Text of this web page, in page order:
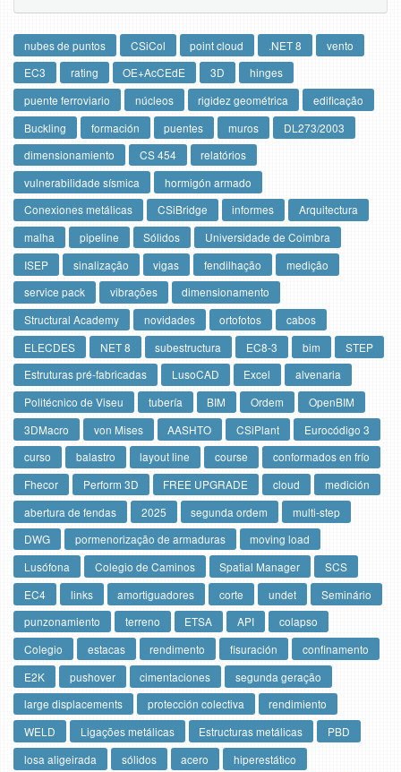
nubes de puntos CSiCol point cloud .NET 8
vento
EC3
rating OE+AcCEdE 3D
hinges
puente ferroviario
núcleos rigidez geométrica
edificação
Buckling
formación puentes muros
DL273/2003
dimensionamiento
CS 454
relatórios
vulnerabilidade sísmica
hormigón armado
Conexiones metálicas
CSiBridge informes
Arquitectura
malha
pipeline Sólidos
Universidade de Coimbra
ISEP
sinalização vigas fendilhação
medição
service pack
vibrações
dimensionamento
Structural Academy
novidades ortofotos
cabos
ELECDES
NET 8 subestructura EC8-3 bim
STEP
Estruturas pré-fabricadas
LusoCAD Excel
alvenaria
Politécnico de Viseu
tubería BIM Ordem
OpenBIM
3DMacro
von Mises AASHTO CSiPlant
Eurocódigo 3
curso
balastro layout line course
conformados en frío
Fhecor
Perform 3D FREE UPGRADE cloud
medición
abertura de fendas
2025 segunda ordem
multi-step
DWG
pormenorização de armaduras
moving load
Lusófona
Colegio de Caminos Spatial Manager
SCS
EC4
links amortiguadores corte undet
Seminário
punzonamiento
terreno ETSA API
colapso
Colegio
estacas rendimento fisuración
confinamento
E2K
pushover cimentaciones
segunda geração
large displacements
protección colectiva
rendimiento
WELD
Ligações metálicas Estructuras metálicas
PBD
losa aligeirada
sólidos acero
hiperestático